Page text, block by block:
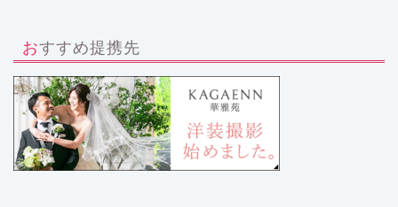
おすすめ提携先